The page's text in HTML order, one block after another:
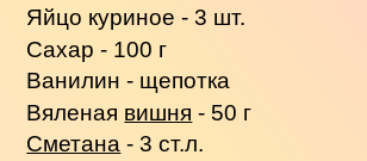
Яйцо куриное - 3 шт.
Сахар - 100 г
Ванилин - щепотка
Вяленая вишня - 50 г
Сметана - 3 ст.л.